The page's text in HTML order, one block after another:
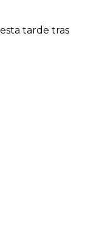
tarde tras